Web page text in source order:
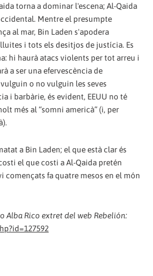
torna a dominar l'escena; Al-Qaida
Mentre el presumpte
al mar, Bin Laden s'apodera
i tots els desitjos de justícia. Es
hi haurà atacs violents per tot arreu i
a ser una efervescència de
o no vulguin les seves
i barbàrie, és evident, EEUU no té
més al “somni americà” (i, per
a Bin Laden; el que està clar és
el que costi a Al-Qaida pretén
començats fa quatre mesos en el món
Alba Rico extret del web Rebelión: